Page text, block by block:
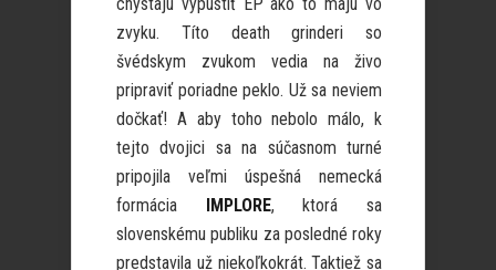
chystajú vypustiť EP ako to majú vo
zvyku. Títo death grinderi so
švédskym zvukom vedia na živo
pripraviť poriadne peklo. Už sa neviem
dočkať! A aby toho nebolo málo, k
tejto dvojici sa na súčasnom turné
pripojila veľmi úspešná nemecká
formácia
IMPLORE, ktorá sa
slovenskému publiku za posledné roky
predstavila už niekoľkokrát. Taktiež sa